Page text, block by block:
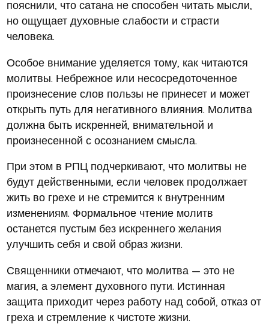
пояснили, что сатана не способен читать мысли,
но ощущает духовные слабости и страсти
человека.
Особое внимание уделяется тому, как читаются
молитвы. Небрежное или несосредоточенное
произнесение слов пользы не принесет и может
открыть путь для негативного влияния. Молитва
должна быть искренней, внимательной и
произнесенной с осознанием смысла.
При этом в РПЦ подчеркивают, что молитвы не
будут действенными, если человек продолжает
жить во грехе и не стремится к внутренним
изменениям. Формальное чтение молитв
останется пустым без искреннего желания
улучшить себя и свой образ жизни.
Священники отмечают, что молитва — это не
магия, а элемент духовного пути. Истинная
защита приходит через работу над собой, отказ от
греха и стремление к чистоте жизни.